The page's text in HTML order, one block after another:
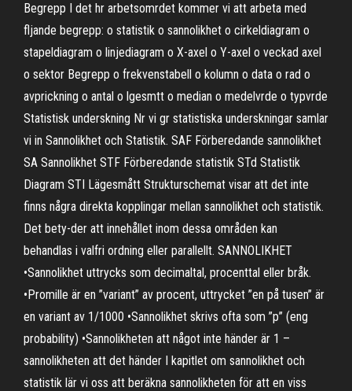
Begrepp I det hr arbetsomrdet kommer vi att arbeta med
fljande begrepp: o statistik o sannolikhet o cirkeldiagram o
stapeldiagram o linjediagram o X-axel o Y-axel o veckad axel
o sektor Begrepp o frekvenstabell o kolumn o data o rad o
avprickning o antal o lgesmtt o median o medelvrde o typvrde
Statistisk underskning Nr vi gr statistiska underskningar samlar
vi in Sannolikhet och Statistik. SAF Förberedande sannolikhet
SA Sannolikhet STF Förberedande statistik STd Statistik
Diagram STI Lägesmått Strukturschemat visar att det inte
finns några direkta kopplingar mellan sannolikhet och statistik.
Det bety-der att innehållet inom dessa områden kan
behandlas i valfri ordning eller parallellt. SANNOLIKHET
•Sannolikhet uttrycks som decimaltal, procenttal eller bråk.
•Promille är en ”variant” av procent, uttrycket ”en på tusen” är
en variant av 1/1000 •Sannolikhet skrivs ofta som ”p” (eng
probability) •Sannolikheten att något inte händer är 1 –
sannolikheten att det händer I kapitlet om sannolikhet och
statistik lär vi oss att beräkna sannolikheten för att en viss